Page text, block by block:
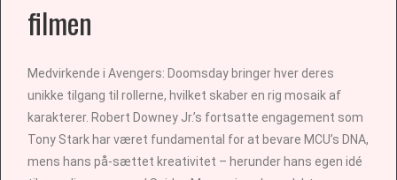
filmen
Medvirkende i Avengers: Doomsday bringer hver deres
unikke tilgang til rollerne, hvilket skaber en rig mosaik af
karakterer. Robert Downey Jr.’s fortsatte engagement som
Tony Stark har været fundamental for at bevare MCU’s DNA,
mens hans på-sættet kreativitet – herunder hans egen idé